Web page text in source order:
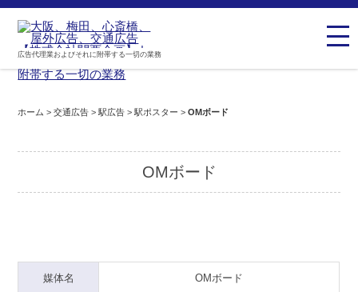
広告代理業およびそれに附帯する一切の業務
ホーム >交通広告 >駅広告 >駅ポスター >OMボード
OMボード
媒体名 OMボード